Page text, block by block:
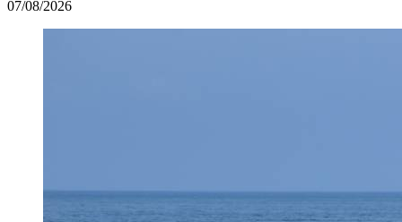
07/08/2026